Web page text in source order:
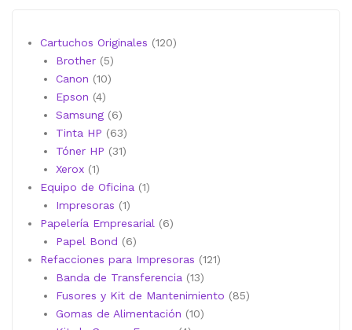
Cartuchos Originales 120120
Brother 55
productos
Canon 1010
Epson 44
productos
Samsung 66
productos
Tinta HP 6363
productos
Tóner HP 3131
Xerox 11
producto
Equipo de Oficina 11
Impresoras 11
producto
Papelería Empresarial 66
Papel Bond 66
productos
Refacciones para Impresoras 121121
Banda de Transferencia 1313
productos
Fusores y Kit de Mantenimiento 8585
Gomas de Alimentación 1010